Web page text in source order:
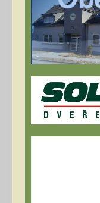
Hráči
Kalendář akcí
Fotogalerie
Ke stažení
Archív článků
Přihlásit